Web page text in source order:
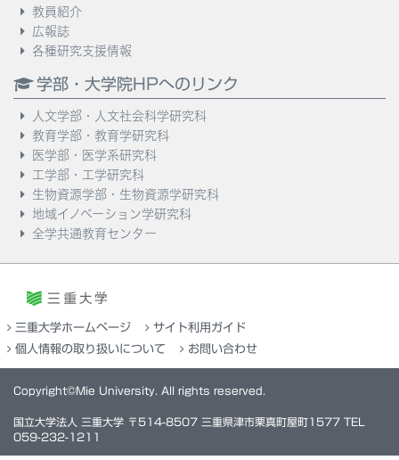
教員紹介
広報誌
各種研究支援情報
学部・大学院HPへのリンク
人文学部・人文社会科学研究科
教育学部・教育学研究科
医学部・医学系研究科
工学部・工学研究科
生物資源学部・生物資源学研究科
地域イノベーション学研究科
全学共通教育センター
三重大学ホームページ
サイト利用ガイド
個人情報の取り扱いについて
お問い合わせ
Copyright©Mie University. All rights reserved.
国立大学法人 三重大学 〒514-8507 三重県津市栗真町屋町1577 TEL
059-232-1211